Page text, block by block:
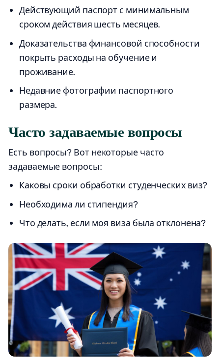
Действующий паспорт с минимальным
сроком действия шесть месяцев.
Доказательства финансовой способности
покрыть расходы на обучение и
проживание.
Недавние фотографии паспортного
размера.
Часто задаваемые вопросы
Есть вопросы? Вот некоторые часто
задаваемые вопросы:
Каковы сроки обработки студенческих виз?
Необходима ли стипендия?
Что делать, если моя виза была отклонена?